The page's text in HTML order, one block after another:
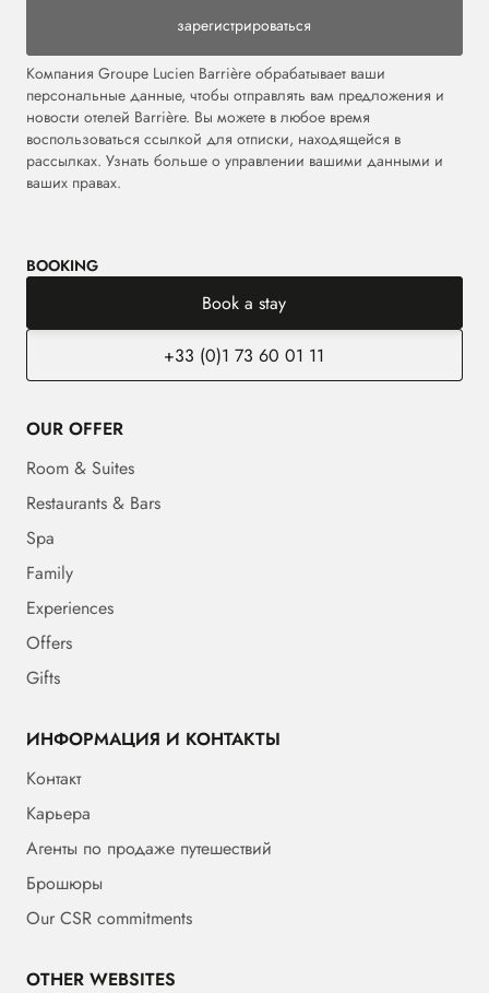
зарегистрироваться
Компания Groupe Lucien Barrière обрабатывает ваши
персональные данные, чтобы отправлять вам предложения и
новости отелей Barrière. Вы можете в любое время
воспользоваться ссылкой для отписки, находящейся в
рассылках. Узнать больше о управлении вашими данными и
ваших правах.
BOOKING
Book a stay
+33 (0)1 73 60 01 11
OUR OFFER
Room & Suites
Restaurants & Bars
Spa
Family
Experiences
Offers
Gifts
ИНФОРМАЦИЯ И КОНТАКТЫ
Контакт
Карьера
Агенты по продаже путешествий
Брошюры
Our CSR commitments
OTHER WEBSITES